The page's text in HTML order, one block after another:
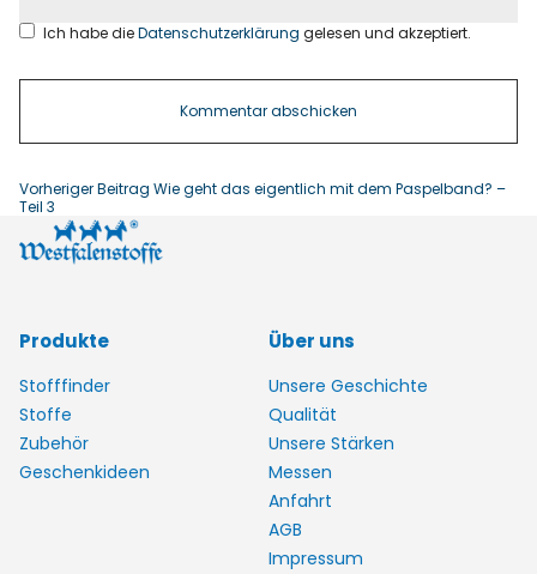
Ich habe dieDatenschutzerklärunggelesen und akzeptiert.
Vorheriger Beitrag Wie geht das eigentlich mit dem Paspelband? –
Teil 3
Produkte
Stofffinder
Stoffe
Zubehör
Geschenkideen
Über uns
Unsere Geschichte
Qualität
Unsere Stärken
Messen
Anfahrt
AGB
Impressum